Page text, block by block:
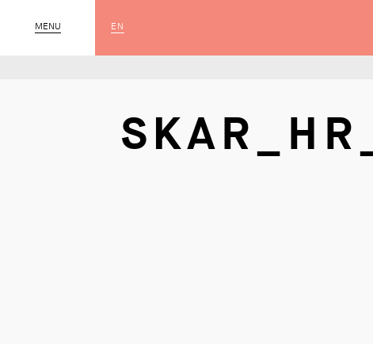
MENU
SLUIT EN